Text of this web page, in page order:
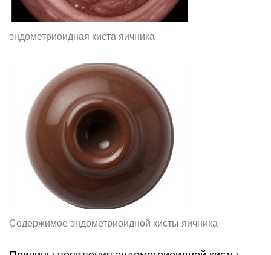
эндометриоидная киста яичника
Содержимое эндометриоидной кисты яичника